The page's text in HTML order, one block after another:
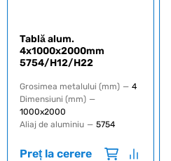
Tablă alum.
4x1000x2000mm
5754/H12/H22
Grosimea metalului (mm) — 4
Dimensiuni (mm) —
1000х2000
Aliaj de aluminiu — 5754
Preț la cerere